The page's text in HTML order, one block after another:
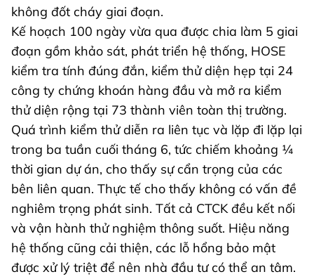
không đốt cháy giai đoạn.
Kế hoạch 100 ngày vừa qua được chia làm 5 giai
đoạn gồm khảo sát, phát triển hệ thống, HOSE
kiểm tra tính đúng đắn, kiểm thử diện hẹp tại 24
công ty chứng khoán hàng đầu và mở ra kiểm
thử diện rộng tại 73 thành viên toàn thị trường.
Quá trình kiểm thử diễn ra liên tục và lặp đi lặp lại
trong ba tuần cuối tháng 6, tức chiếm khoảng ¼
thời gian dự án, cho thấy sự cẩn trọng của các
bên liên quan. Thực tế cho thấy không có vấn đề
nghiêm trọng phát sinh. Tất cả CTCK đều kết nối
và vận hành thử nghiệm thông suốt. Hiệu năng
hệ thống cũng cải thiện, các lỗ hổng bảo mật
được xử lý triệt để nên nhà đầu tư có thể an tâm.